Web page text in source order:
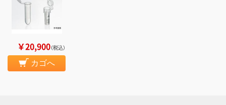
￥20,900（税込）
カゴへ